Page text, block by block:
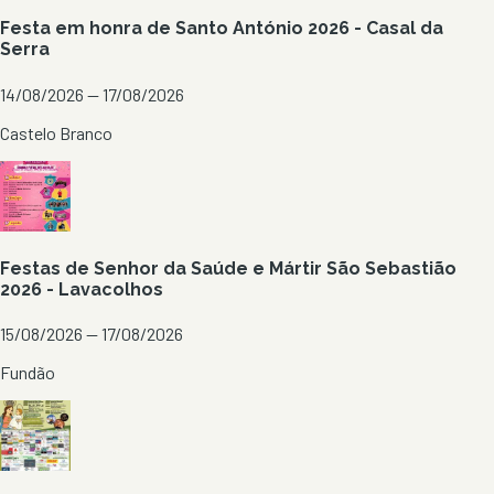
Festa em honra de Santo António 2026 - Casal da
Serra
14/08/2026 — 17/08/2026
Castelo Branco
Festas de Senhor da Saúde e Mártir São Sebastião
2026 - Lavacolhos
15/08/2026 — 17/08/2026
Fundão